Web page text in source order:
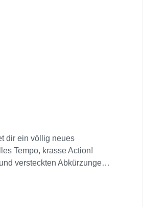
dir ein völlig neues
Tempo, krasse Action!
versteckten Abkürzungen.
8 Spieler: Verbinde dich mit